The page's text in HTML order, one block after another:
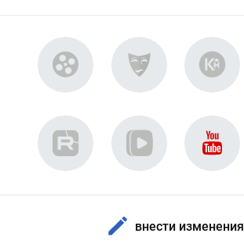
внести изменения